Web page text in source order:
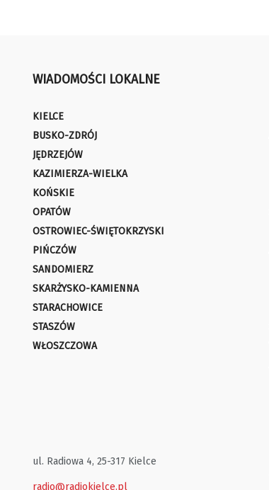
WIADOMOŚCI LOKALNE
KIELCE
BUSKO-ZDRÓJ
JĘDRZEJÓW
KAZIMIERZA-WIELKA
KOŃSKIE
OPATÓW
OSTROWIEC-ŚWIĘTOKRZYSKI
PIŃCZÓW
SANDOMIERZ
SKARŻYSKO-KAMIENNA
STARACHOWICE
STASZÓW
WŁOSZCZOWA
ul. Radiowa 4, 25-317 Kielce
radio@radiokielce.pl